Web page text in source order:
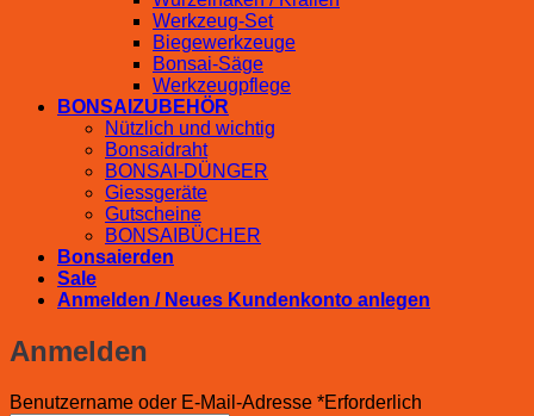
Werkzeug-Set
Biegewerkzeuge
Bonsai-Säge
Werkzeugpflege
BONSAIZUBEHÖR
Nützlich und wichtig
Bonsaidraht
BONSAI-DÜNGER
Giessgeräte
Gutscheine
BONSAIBÜCHER
Bonsaierden
Sale
Anmelden / Neues Kundenkonto anlegen
Anmelden
Benutzername oder E-Mail-Adresse *Erforderlich